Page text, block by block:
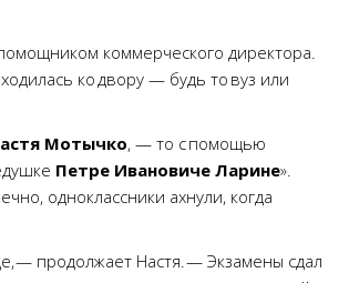
коммерческого директора.
ко двору — будь то вуз или
Мотычко, — то с помощью
Петре Ивановиче Ларине».
одноклассники ахнули, когда
— продолжает Настя. — Экзамены сдал